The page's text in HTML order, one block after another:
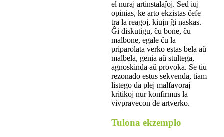
el nuraj artinstalaĵoj. Sed iuj
opinias, ke arto ekzistas ĉefe
tra la reagoj, kiujn ĝi naskas.
Ĝi diskutigu, ĉu bone, ĉu
malbone, egale ĉu la
priparolata verko estas bela aŭ
malbela, genia aŭ stultega,
agnoskinda aŭ provoka. Se tiu
rezonado estus sekvenda, tiam
listego da plej malfavoraj
kritikoj nur konfirmus la
vivpravecon de artverko.
Tulona ekzemplo